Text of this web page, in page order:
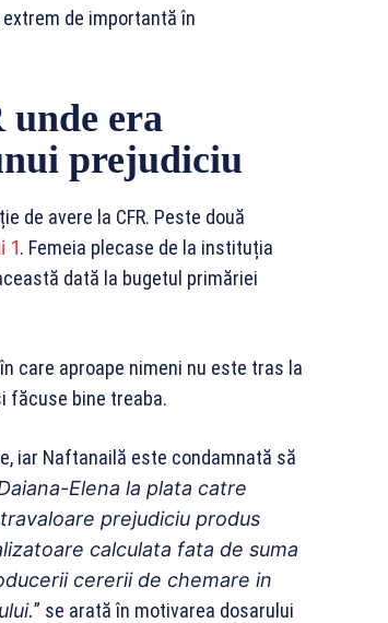
de importantă în
era
prejudiciu
de avere la CFR. Peste două
1. Femeia plecase de la instituția
dată la bugetul primăriei
care aproape nimeni nu este tras la
făcuse bine treaba.
iar Naftanailă este condamnată să
Elena la plata catre
prejudiciu produs
calculata fata de suma
cererii de chemare in
” se arată în motivarea dosarului